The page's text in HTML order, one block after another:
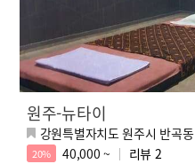
원주-뉴타이
강원특별자치도 원주시 반곡
20% 40,000 ~ 리뷰 2